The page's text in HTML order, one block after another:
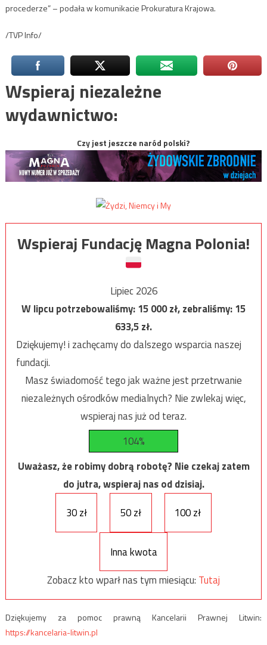
procederze” – podała w komunikacie Prokuratura Krajowa.
/TVP Info/
Wspieraj niezależne
wydawnictwo:
Czy jest jeszcze naród polski?
Wspieraj Fundację Magna Polonia!
Lipiec 2026
W lipcu potrzebowaliśmy:15 000zł, zebraliśmy:15
633,5zł.
Dziękujemy! i zachęcamy do dalszego wsparcia naszej
fundacji.
Masz świadomość tego jak ważne jest przetrwanie
niezależnych ośrodków medialnych? Nie zwlekaj więc,
wspieraj nas już od teraz.
104%
Uważasz, że robimy dobrą robotę? Nie czekaj zatem
do jutra, wspieraj nas od dzisiaj.
30 zł
50 zł 100 zł
Inna kwota
Zobacz kto wparł nas tym miesiącu: Tutaj
Dziękujemy za pomoc prawną Kancelarii Prawnej Litwin:
https://kancelaria-litwin.pl